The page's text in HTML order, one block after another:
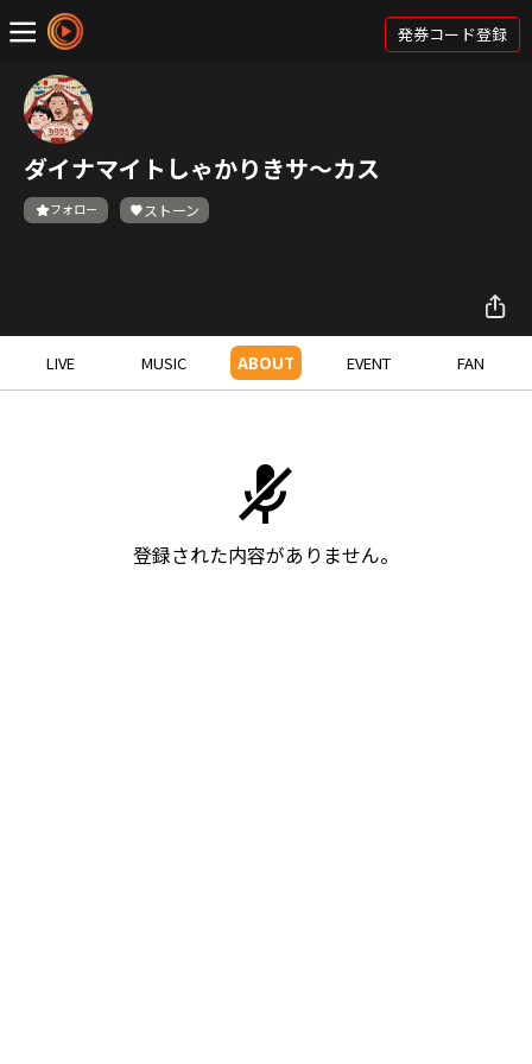
発券コード登録
ダイナマイトしゃかりきサ〜カス
フォロー ストーン
LIVE MUSIC ABOUT EVENT FAN
登録された内容がありません。